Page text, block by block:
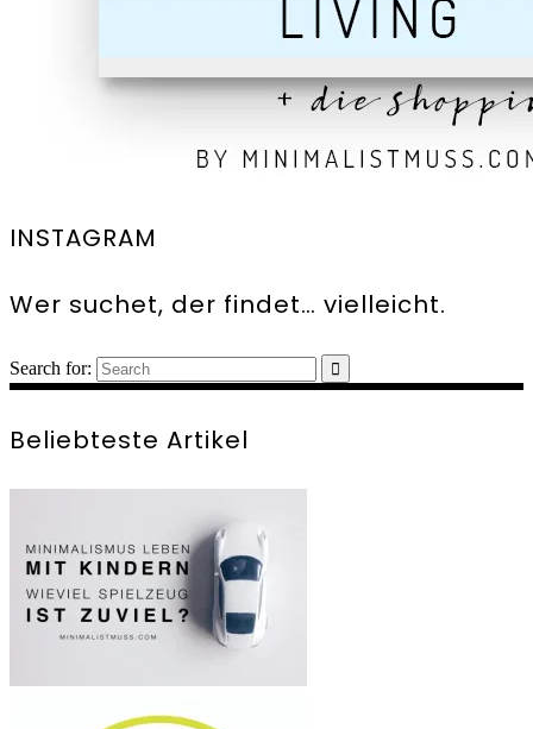
INSTAGRAM
Wer suchet, der findet… vielleicht.
Search for:
Beliebteste Artikel